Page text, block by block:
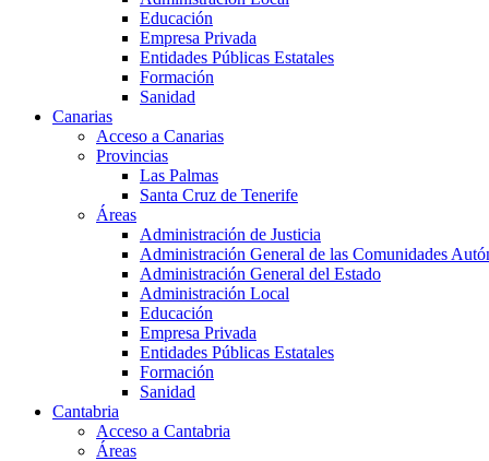
Educación
Empresa Privada
Entidades Públicas Estatales
Formación
Sanidad
Canarias
Acceso a Canarias
Provincias
Las Palmas
Santa Cruz de Tenerife
Áreas
Administración de Justicia
Administración General de las Comunidades
Administración General del Estado
Administración Local
Educación
Empresa Privada
Entidades Públicas Estatales
Formación
Sanidad
Cantabria
Acceso a Cantabria
Áreas